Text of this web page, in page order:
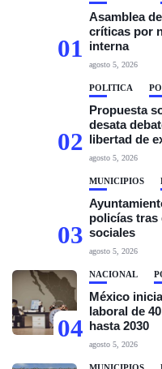
01
Asamblea
críticas por
interna
agosto 5, 2026
02
POLÍTICA
Propuesta
desata
libertad de
agosto 5, 2026
03
MUNICIPIOS
policías tras
sociales
agosto 5, 2026
04
NACIONAL
México
laboral de
hasta 2030
agosto 5, 2026